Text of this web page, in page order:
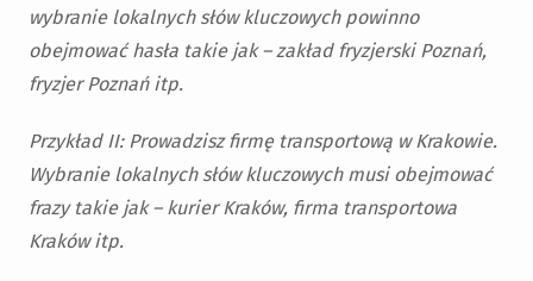
wybranie lokalnych słów kluczowych powinno
obejmować hasła takie jak – zakład fryzjerski Poznań,
fryzjer Poznań itp.
Przykład II: Prowadzisz firmę transportową w Krakowie.
Wybranie lokalnych słów kluczowych musi obejmować
frazy takie jak – kurier Kraków, firma transportowa
Kraków itp.